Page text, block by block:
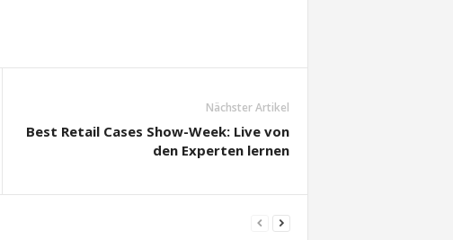
Nächster Artikel
Best Retail Cases Show-Week: Live von
den Experten lernen